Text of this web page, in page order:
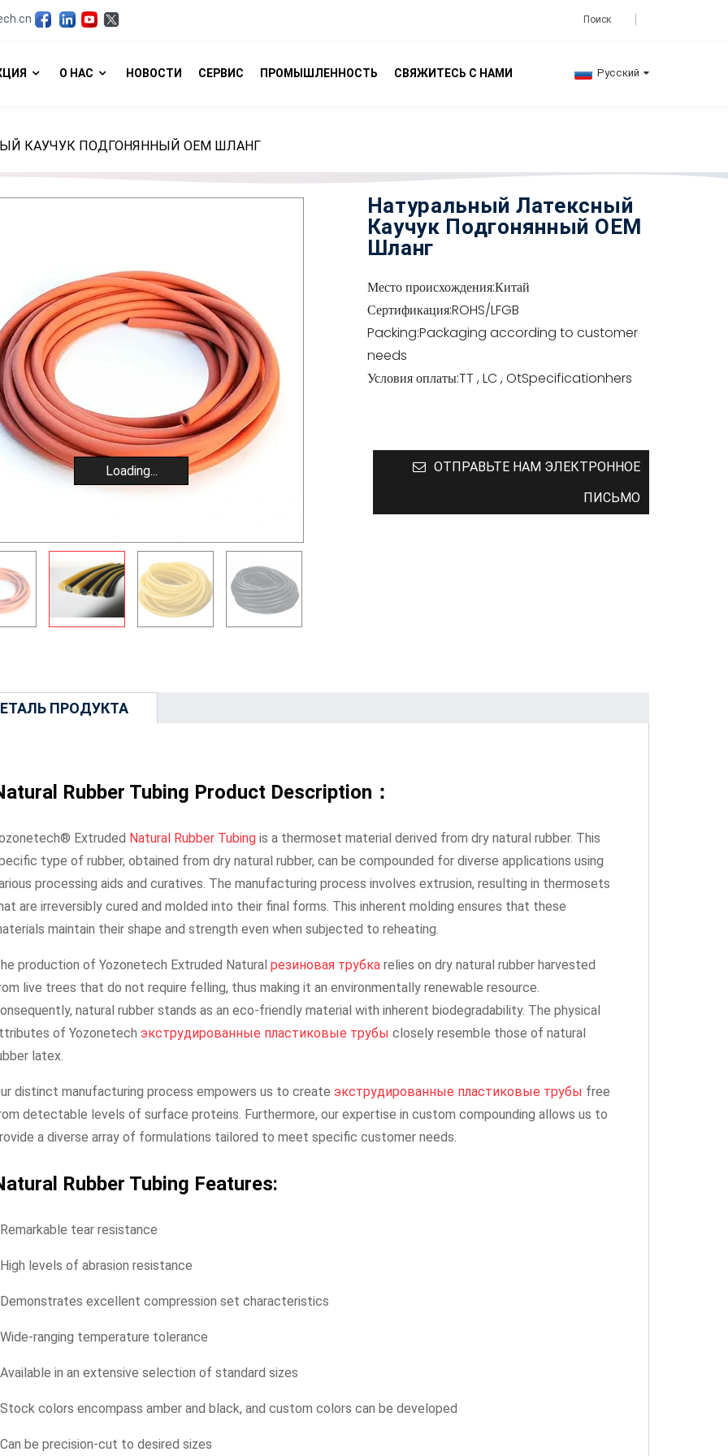
О НАС НОВОСТИ СЕРВИС ПРОМЫШЛЕННОСТЬ СВЯЖИТЕСЬ С НАМИ Русский
КАУЧУК ПОДГОНЯННЫЙ OEM ШЛАНГ
Loading...
Натуральный Латексный
Каучук Подгонянный OEM
Шланг
Место происхождения:Китай
Сертификация:ROHS/LFGB
Packing:Packaging according to customer
needs
Условия оплаты:TT , LC , OtSpecificationhers
ОТПРАВЬТЕ НАМ ЭЛЕКТРОННОЕ
ПИСЬМО
ПРОДУКТА
Rubber Tubing Product Description：
Extruded Natural Rubber Tubing is a thermoset material derived from dry natural rubber. This
type of rubber, obtained from dry natural rubber, can be compounded for diverse applications using
processing aids and curatives. The manufacturing process involves extrusion, resulting in thermosets
are irreversibly cured and molded into their final forms. This inherent molding ensures that these
maintain their shape and strength even when subjected to reheating.
production of Yozonetech Extruded Natural резиновая трубка relies on dry natural rubber harvested
live trees that do not require felling, thus making it an environmentally renewable resource.
natural rubber stands as an eco-friendly material with inherent biodegradability. The physical
of Yozonetech экструдированные пластиковые трубы closely resemble those of natural
latex.
distinct manufacturing process empowers us to create экструдированные пластиковые трубы free
detectable levels of surface proteins. Furthermore, our expertise in custom compounding allows us to
a diverse array of formulations tailored to meet specific customer needs.
Rubber Tubing Features:
tear resistance
levels of abrasion resistance
excellent compression set characteristics
ranging temperature tolerance
in an extensive selection of standard sizes
colors encompass amber and black, and custom colors can be developed
be precision-cut to desired sizes